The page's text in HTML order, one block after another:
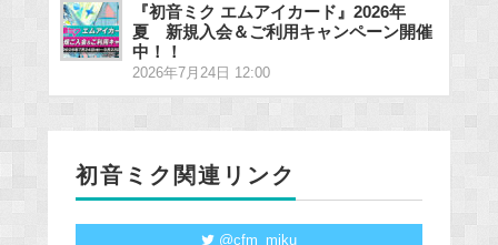
『初音ミク エムアイカード』2026年
夏 新規入会＆ご利用キャンペーン開催
中！！
2026年7月24日 12:00
初音ミク関連リンク
@cfm_miku